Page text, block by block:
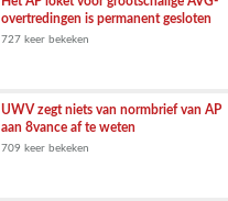
overtredingen is permanent gesloten
727 keer bekeken
UWV zegt niets van normbrief van AP
aan 8vance af te weten
709 keer bekeken